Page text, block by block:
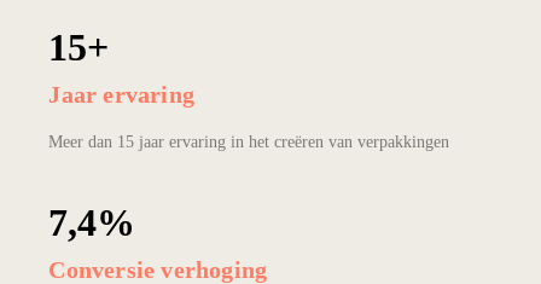
15+
Jaar ervaring
Meer dan 15 jaar ervaring in het creëren van verpakkingen
7,4%
Conversie verhoging